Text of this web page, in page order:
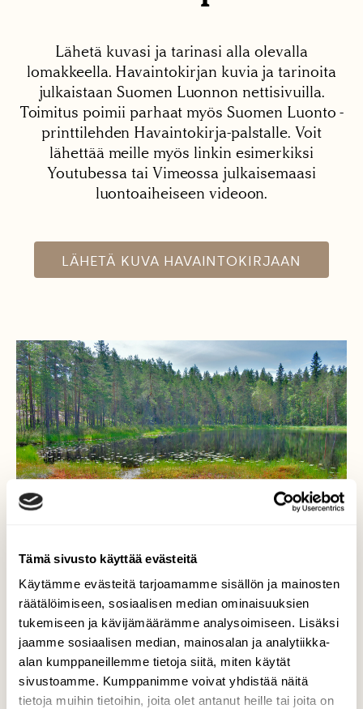
Tämä sivusto käyttää evästeitä
Käytämme evästeitä tarjoamamme sisällön ja mainosten
räätälöimiseen, sosiaalisen median ominaisuuksien
tukemiseen ja kävijämäärämme analysoimiseen. Lisäksi
jaamme sosiaalisen median, mainosalan ja analytiikka-
alan kumppaneillemme tietoja siitä, miten käytät
sivustoamme. Kumppanimme voivat yhdistää näitä
tietoja muihin tietoihin, joita olet antanut heille tai joita on
Lähetä kuvasi ja tarinasi alla olevalla
lomakkeella. Havaintokirjan kuvia ja tarinoita
julkaistaan Suomen Luonnon nettisivuilla.
Toimitus poimii parhaat myös Suomen Luonto -
printtilehden Havaintokirja-palstalle. Voit
lähettää meille myös linkin esimerkiksi
Youtubessa tai Vimeossa julkaisemaasi
luontoaiheiseen videoon.
LÄHETÄ KUVA HAVAINTOKIRJAAN
Ranta punertaa
Siinä on aika laaja kihokki kasvusto.
Niemelänlampi.